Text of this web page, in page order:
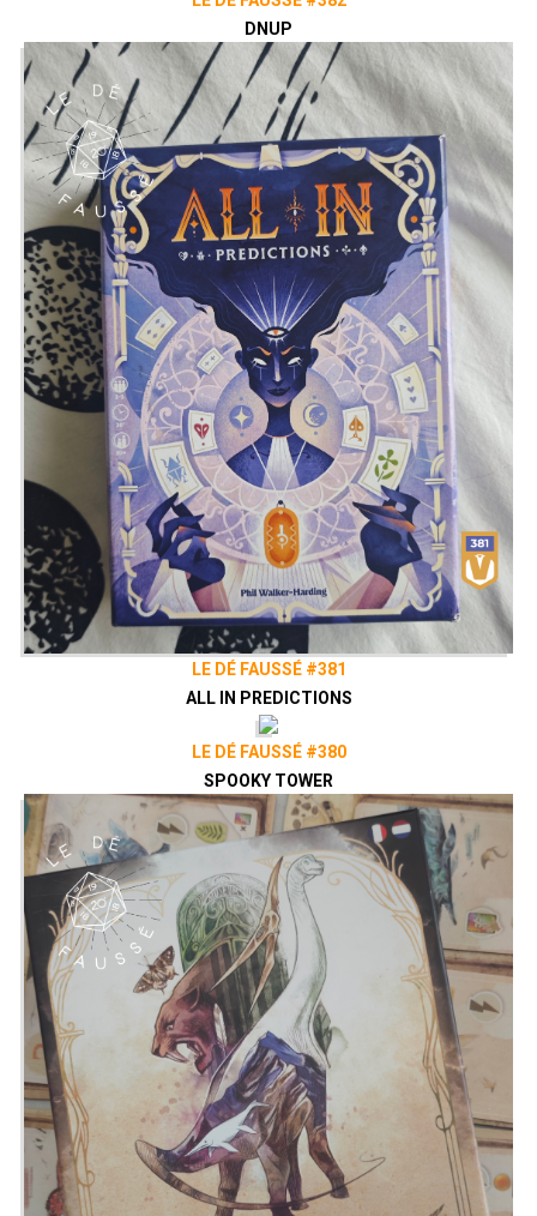
DNUP
LE DÉ FAUSSÉ #381
ALL IN PREDICTIONS
LE DÉ FAUSSÉ #380
SPOOKY TOWER